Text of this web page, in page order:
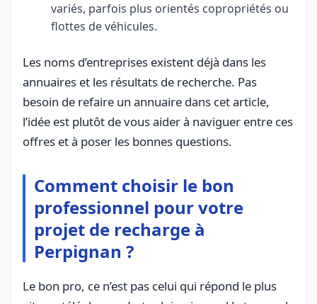
variés, parfois plus orientés copropriétés ou
flottes de véhicules.
Les noms d’entreprises existent déjà dans les
annuaires et les résultats de recherche. Pas
besoin de refaire un annuaire dans cet article,
l’idée est plutôt de vous aider à naviguer entre ces
offres et à poser les bonnes questions.
Comment choisir le bon
professionnel pour votre
projet de recharge à
Perpignan ?
Le bon pro, ce n’est pas celui qui répond le plus